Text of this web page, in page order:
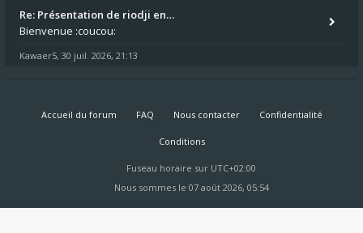
Re: Présentation de riodji en…
Bienvenue :coucou:
Kawaer5, 30 juil. 2026, 21:13
Accueil du forum FAQ Nous contacter Confidentialité
Conditions
Fuseau horaire sur UTC+02:00
Nous sommes le 07 août 2026, 05:54